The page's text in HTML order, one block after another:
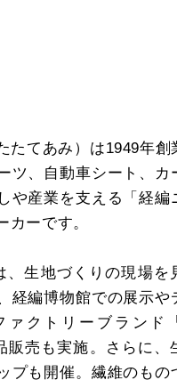
たてあみ）は1949年創
ツ、自動車シート、カ
や産業を支える「経編
カーです。
、生地づくりの現場を
経編博物館での展示や
ァクトリーブランド
販売も実施。さらに、
プも開催。繊維のもの